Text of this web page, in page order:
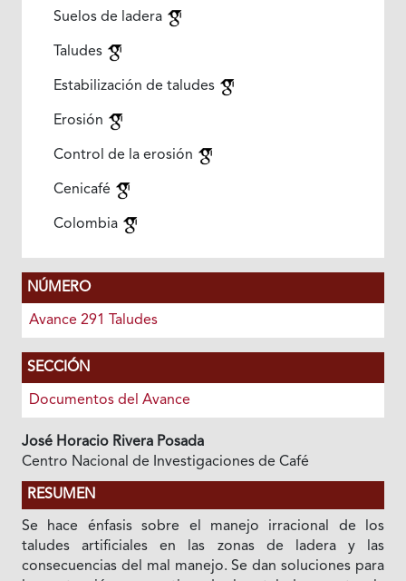
Suelos de ladera
Taludes
Estabilización de taludes
Erosión
Control de la erosión
Cenicafé
Colombia
NÚMERO
Avance 291 Taludes
SECCIÓN
Documentos del Avance
José Horacio Rivera Posada
Centro Nacional de Investigaciones de Café
RESUMEN
Se hace énfasis sobre el manejo irracional de los
taludes artificiales en las zonas de ladera y las
consecuencias del mal manejo. Se dan soluciones para